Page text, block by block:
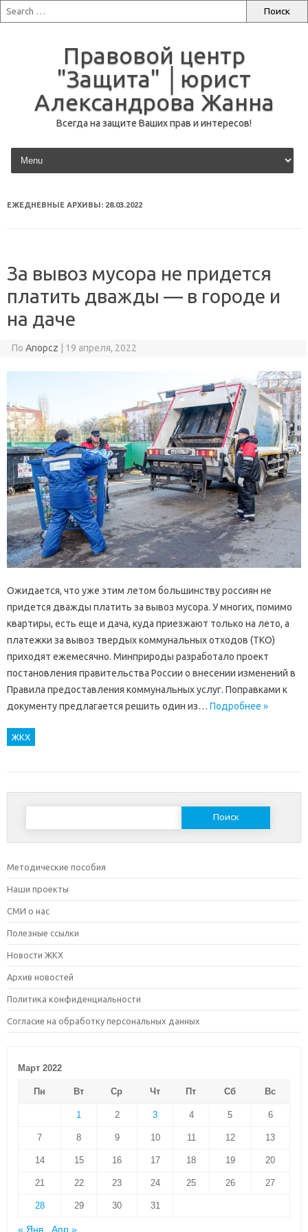
Правовой центр
"Защита" │юрист
Александрова Жанна
Всегда на защите Ваших прав и интересов!
перейти к содержанию
ЕЖЕДНЕВНЫЕ АРХИВЫ: 28.03.2022
За вывоз мусора не придется
платить дважды — в городе и
на даче
По Anopcz 19 апреля, 2022
Ожидается, что уже этим летом большинству россиян не
придется дважды платить за вывоз мусора. У многих, помимо
квартиры, есть еще и дача, куда приезжают только на лето, а
платежки за вывоз твердых коммунальных отходов (ТКО)
приходят ежемесячно. Минприроды разработало проект
постановления правительства России о внесении изменений в
Правила предоставления коммунальных услуг. Поправками к
документу предлагается решить один из… Подробнее »
ЖКХ
Найти:
Методические пособия
Наши проекты
СМИ о нас
Полезные ссылки
Новости ЖКХ
Архив новостей
Политика конфиденциальности
Согласие на обработку персональных данных
Март 2022
Пн Вт Ср Чт Пт Сб Вс
1 2 3 4 5 6
7 8 9 10 11 12 13
14 15 16 17 18 19 20
21 22 23 24 25 26 27
28 29 30 31
« Янв Апр »